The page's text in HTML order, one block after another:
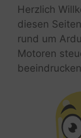
Herzlich
diesen
rund um
Motoren